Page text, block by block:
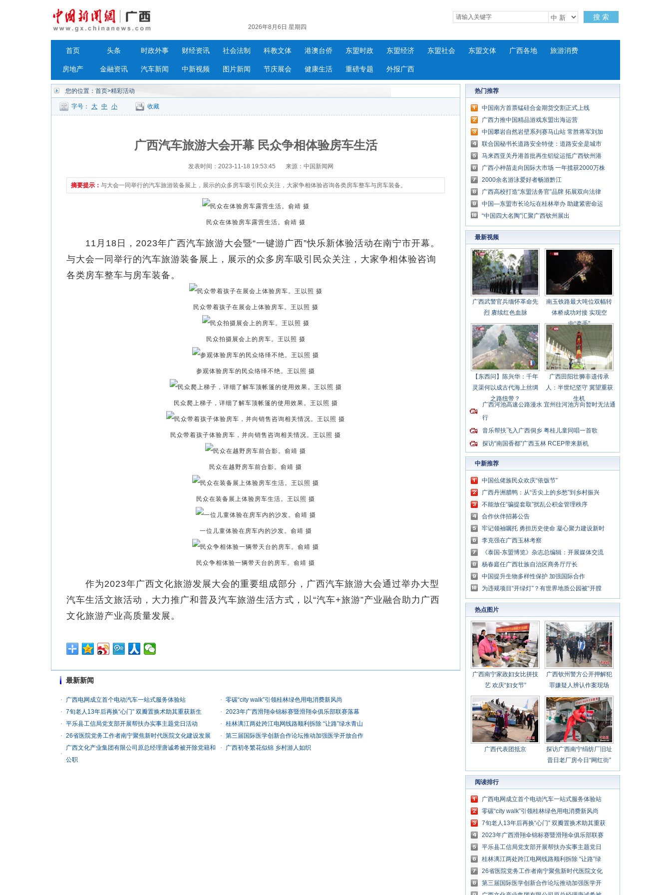
2026年8月6日 星期四
搜 索
首页 头条 时政外事 财经资讯 社会法制 科教文体 港澳台侨 东盟时政 东盟经济 东盟社会 东盟文体 广西各地 旅游消费
房地产 金融资讯 汽车新闻 中新视频 图片新闻 节庆展会 健康生活 重磅专题 外报广西
您的位置： 首页>精彩活动
字号： 大 中 小 收藏
广西汽车旅游大会开幕 民众争相体验房车生活
发表时间：2023-11-18 19:53:45 来源：中国新闻网
摘要提示： 与大会一同举行的汽车旅游装备展上，展示的众多房车吸引民众关注，大家争相体验咨询各类房车整车与房车装备。
民众在体验房车露营生活。俞靖 摄
11月18日，2023年广西汽车旅游大会暨“一键游广西”快乐新体验活动在南宁市开幕。
与大会一同举行的汽车旅游装备展上，展示的众多房车吸引民众关注，大家争相体验咨询
各类房车整车与房车装备。
民众带着孩子在展会上体验房车。王以照 摄
民众拍摄展会上的房车。王以照 摄
参观体验房车的民众络绎不绝。王以照 摄
民众爬上梯子，详细了解车顶帐篷的使用效果。王以照 摄
民众带着孩子体验房车，并向销售咨询相关情况。王以照 摄
民众在越野房车前合影。俞靖 摄
民众在装备展上体验房车生活。王以照 摄
一位儿童体验在房车内的沙发。俞靖 摄
民众争相体验一辆带天台的房车。俞靖 摄
作为2023年广西文化旅游发展大会的重要组成部分，广西汽车旅游大会通过举办大型
汽车生活文旅活动，大力推广和普及汽车旅游生活方式，以“汽车+旅游”产业融合助力广西
文化旅游产业高质量发展。
最新新闻
广西电网成立首个电动汽车一站式服务体验站
零碳“city walk”引领桂林绿色用电消费新风尚
7旬老人13年后再换“心门” 双瓣置换术助其重获新生
2023年广西滑翔伞锦标赛暨滑翔伞俱乐部联赛落幕
平乐县工信局党支部开展帮扶办实事主题党日活动
桂林漓江两处跨江电网线路顺利拆除 “让路”绿水青山
26省医院党务工作者南宁聚焦新时代医院文化建设发展
第三届国际医学创新合作论坛推动加强医学开放合作
广西文化产业集团有限公司原总经理唐诚希被开除党籍和
公职
广西初冬繁花似锦 乡村游人如织
热门推荐
中国南方首票锰硅合金期货交割正式上线
广西力推中国精品游戏东盟出海运营
中国攀岩自然岩壁系列赛马山站 常胜将军刘加
再夺冠
联合国秘书长道路安全特使：道路安全是城市
进步风向标
马来西亚关丹港首批再生铝锭运抵广西钦州港
广西小种苗走向国际大市场 一年揽获2000万株
外贸订单
2000余名游泳爱好者畅游黔江
广西高校打造“东盟法务官”品牌 拓展双向法律
服务
中国—东盟市长论坛在桂林举办 助建紧密命运
共同体
“中国四大名陶”汇聚广西钦州展出
最新视频
广西武警官兵缅怀革命先
烈 赓续红色血脉
南玉铁路最大吨位双幅转
体桥成功对接 实现空
中“牵手”
【东西问】陈兴华：千年
灵渠何以成古代海上丝绸
之路纽带？
广西田阳壮狮非遗传承
人：半世纪坚守 冀望重获
生机
广西河池高速公路漫水 宜州往河池方向暂时无法通
行
音乐帮扶飞入广西侗乡 粤桂儿童同唱一首歌
探访“南国香都”广西玉林 RCEP带来新机
中新推荐
中国仫佬族民众欢庆“依饭节”
广西丹洲腊鸭：从“舌尖上的乡愁”到乡村振兴
的“利器”
不能放任“骗提套取”扰乱公积金管理秩序
合作伙伴招募公告
牢记领袖嘱托 勇担历史使命 凝心聚力建设新时
代中国特色社会主义壮美广西
李克强在广西玉林考察
《泰国-东盟博览》杂志总编辑：开展媒体交流
讲好中国与东盟合作故事
杨春庭任广西壮族自治区商务厅厅长
中国提升生物多样性保护 加强国际合作
为违规项目“开绿灯”？有世界地质公园被“开膛
破肚”
热点图片
广西南宁家政妇女比拼技
艺 欢庆“妇女节”
广西钦州警方公开押解犯
罪嫌疑人辨认作案现场
广西代表团抵京
探访广西南宁绢纺厂旧址
昔日老厂房今日“网红街”
阅读排行
广西电网成立首个电动汽车一站式服务体验站
零碳“city walk”引领桂林绿色用电消费新风尚
7旬老人13年后再换“心门” 双瓣置换术助其重获
新生
2023年广西滑翔伞锦标赛暨滑翔伞俱乐部联赛
落幕
平乐县工信局党支部开展帮扶办实事主题党日
活动
桂林漓江两处跨江电网线路顺利拆除 “让路”绿
水青山
26省医院党务工作者南宁聚焦新时代医院文化
建设发展
第三届国际医学创新合作论坛推动加强医学开